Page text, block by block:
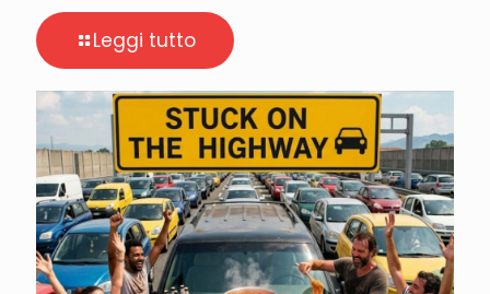
Leggi tutto